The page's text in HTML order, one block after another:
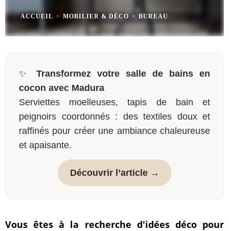
ACCUEIL > MOBILIER & DÉCO > BUREAU
✨ Transformez votre salle de bains en
cocon avec Madura
Serviettes moelleuses, tapis de bain et
peignoirs coordonnés : des textiles doux et
raffinés pour créer une ambiance chaleureuse
et apaisante.
Découvrir l’article →
Vous êtes à la recherche d'idées déco pour